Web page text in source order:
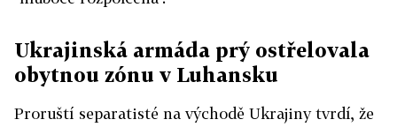
Ukrajinská armáda prý ostřelovala
obytnou zónu v Luhansku
Proruští separatisté na východě Ukrajiny tvrdí, že